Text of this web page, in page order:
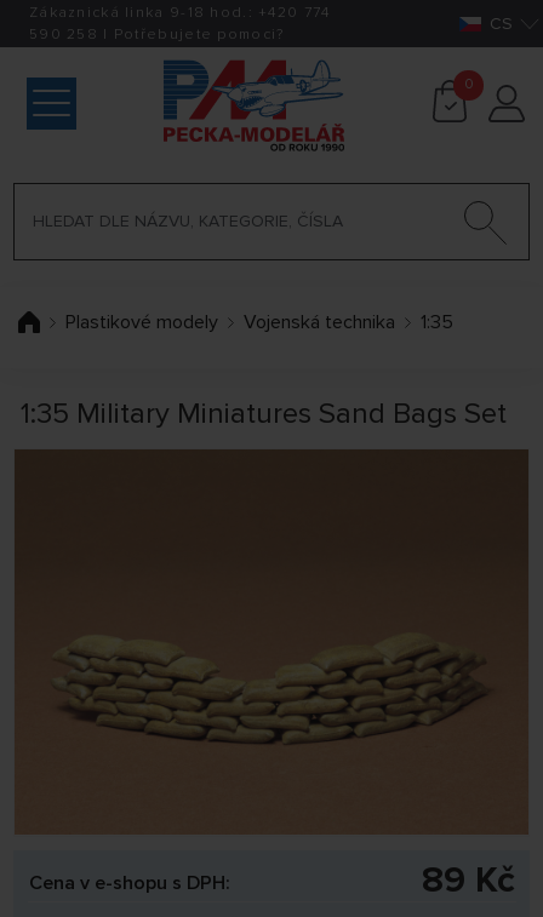
Zákaznická linka 9-18 hod.: +420 774
590 258 | Potřebujete pomoci? CS
0
Plastikové modely Vojenská technika 1:35
1:35 Military Miniatures Sand Bags Set
Cena v e-shopu s DPH: 89 Kč